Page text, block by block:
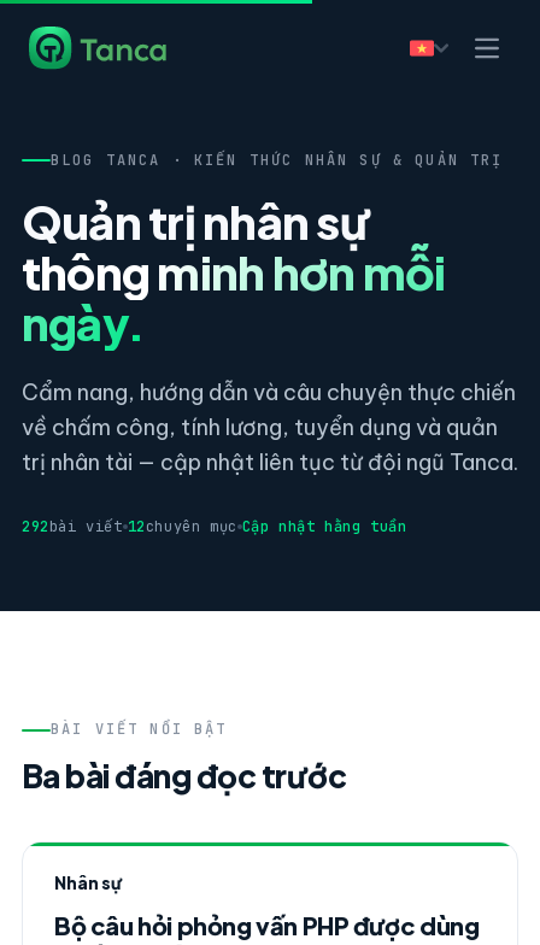
BLOG TANCA · KIẾN THỨC NHÂN SỰ & QUẢN TRỊ
Quản trị nhân sự
thông minh hơn mỗi
ngày.
Cẩm nang, hướng dẫn và câu chuyện thực chiến
về chấm công, tính lương, tuyển dụng và quản
trị nhân tài — cập nhật liên tục từ đội ngũ Tanca.
292bài viết 12chuyên mục Cập nhật hằng tuần
BÀI VIẾT NỔI BẬT
Ba bài đáng đọc trước
Nhân sự
Bộ câu hỏi phỏng vấn PHP được dùng